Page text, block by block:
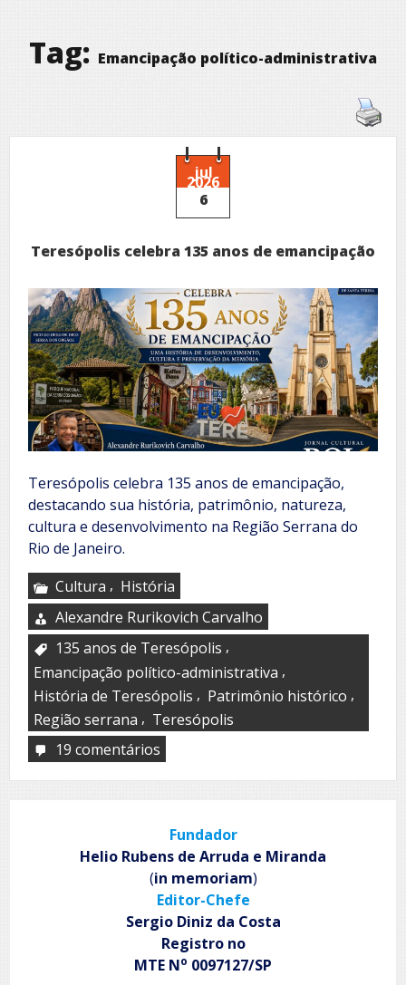
Tag: Emancipação político-administrativa
jul
2026
6
Teresópolis celebra 135 anos de emancipação
Teresópolis celebra 135 anos de emancipação,
destacando sua história, patrimônio, natureza,
cultura e desenvolvimento na Região Serrana do
Rio de Janeiro.
Cultura , História
Alexandre Rurikovich Carvalho
135 anos de Teresópolis ,
Emancipação político-administrativa ,
História de Teresópolis , Patrimônio histórico ,
Região serrana , Teresópolis
19 comentários
celebra
de
emancipação
Fundador
Helio Rubens de Arruda e Miranda
(in memoriam)
Editor-Chefe
Sergio Diniz da Costa
Registro no
MTE No 0097127/SP